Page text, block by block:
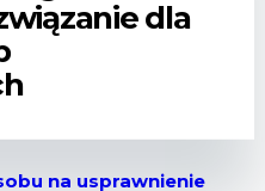
dla
na usprawnienie